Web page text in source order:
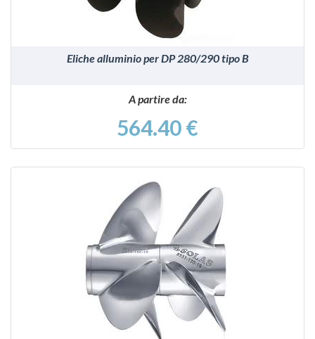
Eliche alluminio per DP 280/290 tipo B
A partire da:
564.40 €
VEDI